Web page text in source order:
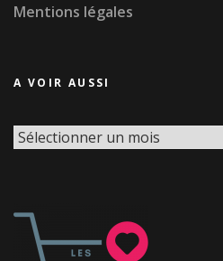
Mentions légales
A VOIR AUSSI
A